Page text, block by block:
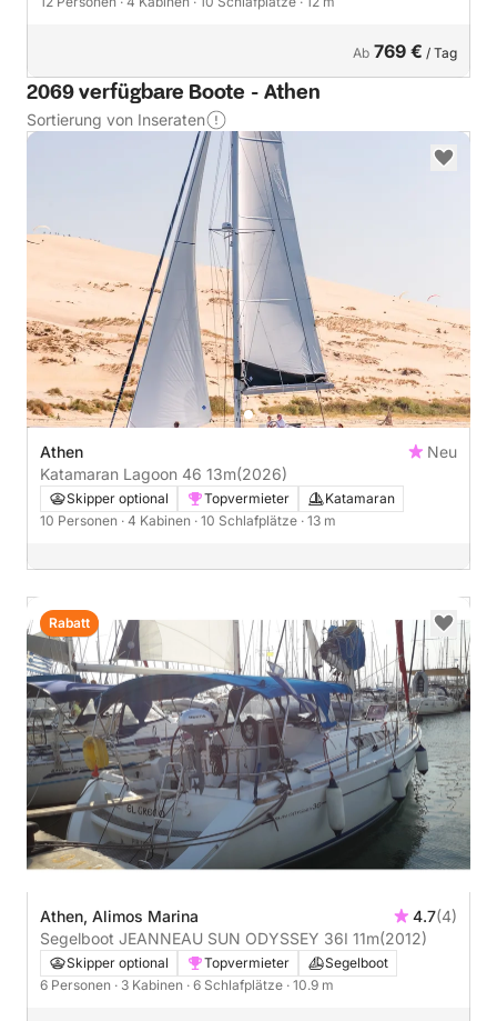
Ab 769 € / Tag
2069 verfügbare Boote - Athen
Sortierung von Inseraten
Athen
Neu
Katamaran Lagoon 46 13m(2026)
Skipper optional Topvermieter
Katamaran
10 Personen · 4 Kabinen · 10 Schlafplätze · 13 m
Athen, Alimos Marina 4.7(4)
Segelboot JEANNEAU SUN ODYSSEY 36I 11m(2012)
Skipper optional Topvermieter
Segelboot
6 Personen · 3 Kabinen · 6 Schlafplätze · 10.9 m
Rabatt